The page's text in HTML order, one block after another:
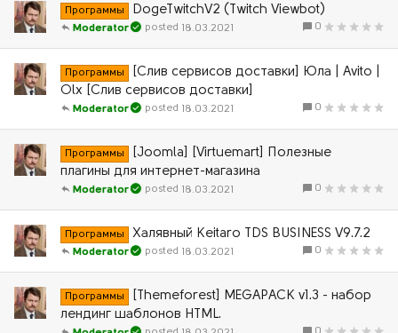
Программы DogeTwitchV2 (Twitch Viewbot)
0
18.03.2021
Moderator
Программы
[Слив сервисов доставки] Юла | Avito |
Olx [Слив сервисов доставки]
0
18.03.2021
Moderator
Программы
[Joomla] [Virtuemart] Полезные
плагины для интернет-магазина
0
18.03.2021
Moderator
Программы Халявный Keitaro TDS BUSINESS V9.7.2
0
18.03.2021
Moderator
Программы
[Themeforest] MEGAPACK v1.3 - набор
лендинг шаблонов HTML.